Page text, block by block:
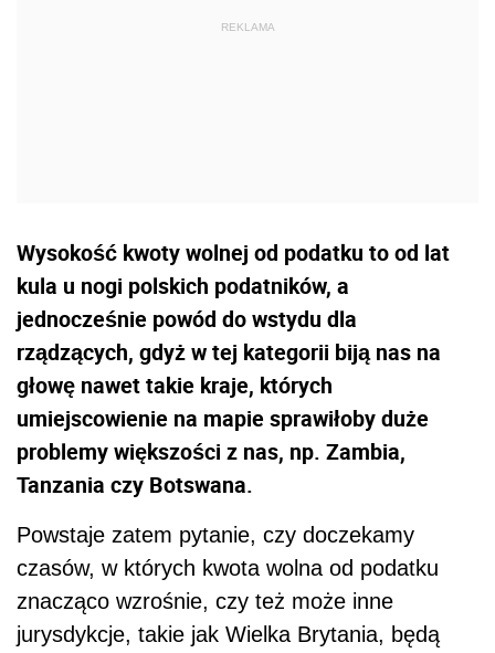
Wysokość kwoty wolnej od podatku to od lat
kula u nogi polskich podatników, a
jednocześnie powód do wstydu dla
rządzących, gdyż w tej kategorii biją nas na
głowę nawet takie kraje, których
umiejscowienie na mapie sprawiłoby duże
problemy większości z nas, np. Zambia,
Tanzania czy Botswana.
Powstaje zatem pytanie, czy doczekamy
czasów, w których kwota wolna od podatku
znacząco wzrośnie, czy też może inne
jurysdykcje, takie jak Wielka Brytania, będą